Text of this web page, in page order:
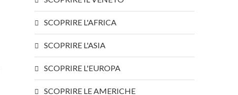
SCOPRIRE L'AFRICA
SCOPRIRE L'ASIA
SCOPRIRE L'EUROPA
SCOPRIRE LE AMERICHE